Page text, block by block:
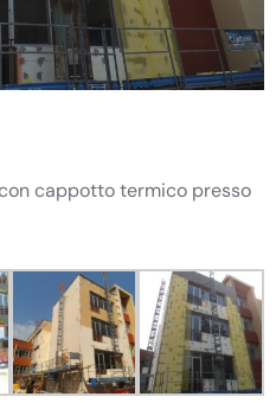
cappotto termico presso